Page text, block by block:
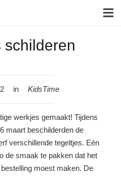
schilderen
in KidsTime
werkjes gemaakt! Tijdens
maart beschilderden de
verschillende tegeltjes. Eén
de smaak te pakken dat het
moest maken. De